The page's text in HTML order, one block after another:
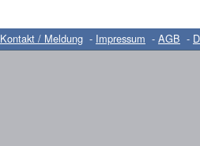
Kontakt / Meldung - Impressum - AGB -